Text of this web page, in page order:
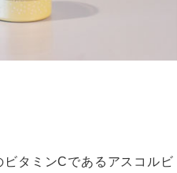
ビタミンCであるアスコルビ